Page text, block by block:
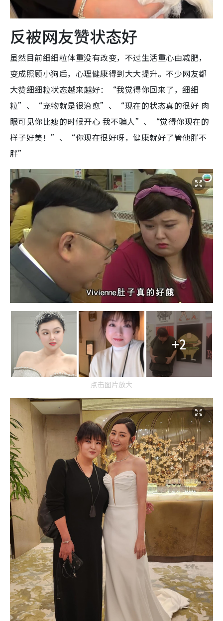
反被网友赞状态好
虽然目前细细粒体重没有改变，不过生活重心由减肥，
变成照顾小狗后，心理健康得到大大提升。不少网友都
大赞细细粒状态越来越好：“我觉得你回来了，细细
粒”、“宠物就是很治愈”、“现在的状态真的很好 肉
眼可见你比瘦的时候开心 我不骗人”、“觉得你现在的
样子好美！”、“你现在很好呀，健康就好了管他胖不
胖”
+2
点击图片放大